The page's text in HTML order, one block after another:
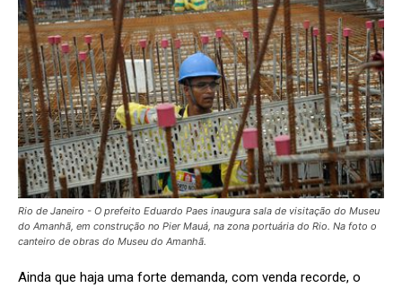
Rio de Janeiro - O prefeito Eduardo Paes inaugura sala de visitação do Museu
do Amanhã, em construção no Pier Mauá, na zona portuária do Rio. Na foto o
canteiro de obras do Museu do Amanhã.
Ainda que haja uma forte demanda, com venda recorde, o